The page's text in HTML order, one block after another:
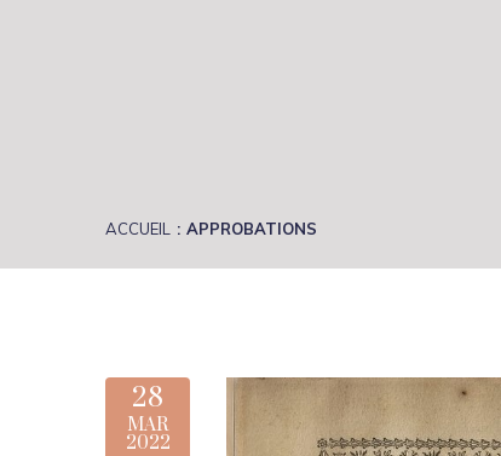
ACCUEIL APPROBATIONS
28
MAR
2022